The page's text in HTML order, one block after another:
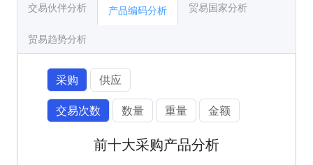
交易伙伴分析 产品编码分析 贸易国家分析
贸易趋势分析
采购
供应
交易次数
数量 重量 金额
前十大采购产品分析